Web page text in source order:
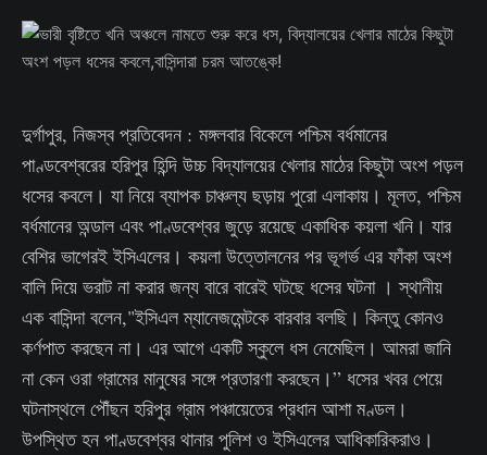
দুর্গাপুর, নিজস্ব প্রতিবেদন : মঙ্গলবার বিকেলে পশ্চিম বর্ধমানের
পাণ্ডবেশ্বরের হরিপুর হিন্দি উচ্চ বিদ্যালয়ের খেলার মাঠের কিছুটা অংশ পড়ল
ধসের কবলে। যা নিয়ে ব্যাপক চাঞ্চল্য ছড়ায় পুরো এলাকায়। মূলত, পশ্চিম
বর্ধমানের অন্ডাল এবং পাণ্ডবেশ্বর জুড়ে রয়েছে একাধিক কয়লা খনি। যার
বেশির ভাগেরই ইসিএলের। কয়লা উত্তোলনের পর ভূগর্ভ এর ফাঁকা অংশ
বালি দিয়ে ভরাট না করার জন্য বারে বারেই ঘটছে ধসের ঘটনা । স্থানীয়
এক বাসিন্দা বলেন,"ইসিএল ম্যানেজমেন্টকে বারবার বলছি। কিন্তু কোনও
কর্ণপাত করছেন না। এর আগে একটি স্কুলে ধস নেমেছিল। আমরা জানি
না কেন ওরা গ্রামের মানুষের সঙ্গে প্রতারণা করছেন।” ধসের খবর পেয়ে
ঘটনাস্থলে পৌঁছন হরিপুর গ্রাম পঞ্চায়েতের প্রধান আশা মণ্ডল।
উপস্থিত হন পাণ্ডবেশ্বর থানার পুলিশ ও ইসিএলের আধিকারিকরাও।